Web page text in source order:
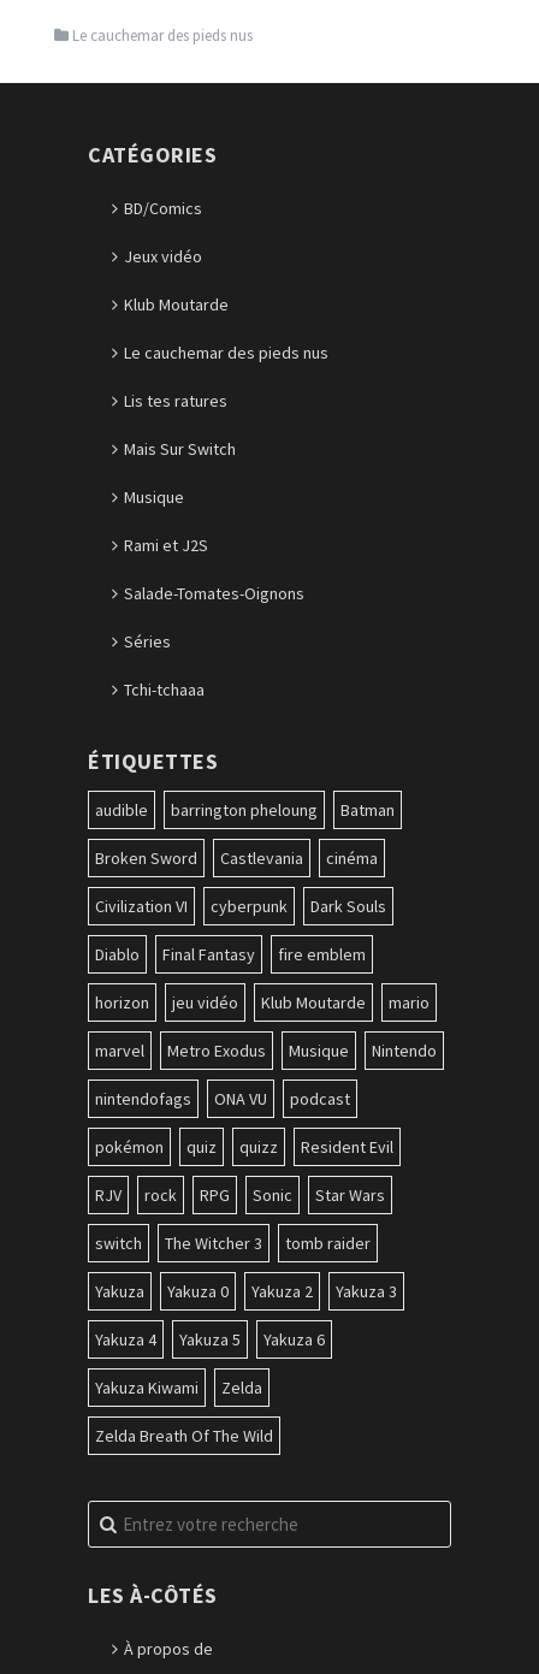
Le cauchemar des pieds nus
CATÉGORIES
BD/Comics
Jeux vidéo
Klub Moutarde
Le cauchemar des pieds nus
Lis tes ratures
Mais Sur Switch
Musique
Rami et J2S
Salade-Tomates-Oignons
Séries
Tchi-tchaaa
ÉTIQUETTES
audible barrington pheloung Batman
Broken Sword Castlevania cinéma
Civilization VI cyberpunk Dark Souls
Diablo Final Fantasy fire emblem
horizon jeu vidéo Klub Moutarde mario
marvel Metro Exodus Musique Nintendo
nintendofags ONA VU podcast
pokémon quiz quizz Resident Evil
RJV rock RPG Sonic Star Wars
switch The Witcher 3 tomb raider
Yakuza Yakuza 0 Yakuza 2 Yakuza 3
Yakuza 4 Yakuza 5 Yakuza 6
Yakuza Kiwami Zelda
Zelda Breath Of The Wild
Recherche
pour
LES À-CÔTÉS
À propos de